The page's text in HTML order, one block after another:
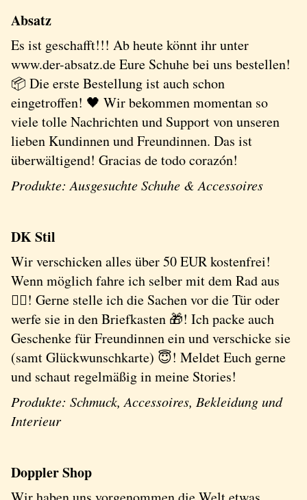
Absatz
Es ist geschafft!!! Ab heute könnt ihr unter
www.der-absatz.de Eure Schuhe bei uns bestellen!
📦 Die erste Bestellung ist auch schon
eingetroffen! 🖤 Wir bekommen momentan so
viele tolle Nachrichten und Support von unseren
lieben Kundinnen und Freundinnen. Das ist
überwältigend! Gracias de todo corazón!
Produkte: Ausgesuchte Schuhe & Accessoires
DK Stil
Wir verschicken alles über 50 EUR kostenfrei!
Wenn möglich fahre ich selber mit dem Rad aus
🚴‍♀️! Gerne stelle ich die Sachen vor die Tür oder
werfe sie in den Briefkasten 🎁! Ich packe auch
Geschenke für Freundinnen ein und verschicke sie
(samt Glückwunschkarte) 😇! Meldet Euch gerne
und schaut regelmäßig in meine Stories!
Produkte: Schmuck, Accessoires, Bekleidung und
Interieur
Doppler Shop